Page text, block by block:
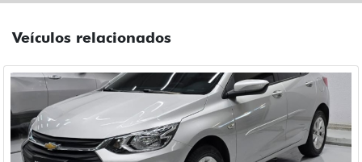
Compartilhe
CHEVROLET
CHEVROLET ONIX 1.0 TURBO FLEX LTZ MANUAL 4P 2023